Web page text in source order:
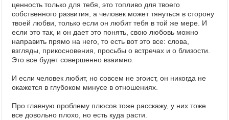
ценность только для тебя, это топливо для твоего
собственного развития, а человек может тянуться в сторону
твоей любви, только если он любит тебя в той же мере. И
если это так, и он дает это понять, свою любовь можно
направить прямо на него, то есть вот это все: слова,
взгляды, прикосновения, просьбы о встречах и о близости.
Это все будет совершенно взаимно.
И если человек любит, но совсем не эгоист, он никогда не
окажется в глубоком минусе в отношениях.
Про главную проблему плюсов тоже расскажу, у них тоже
все довольно плохо, но есть куда расти.